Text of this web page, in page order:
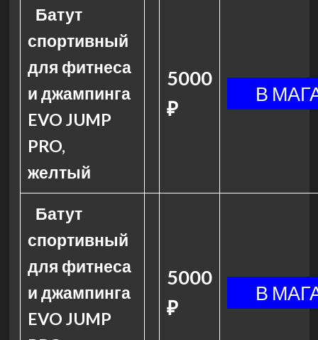
Батут
спортивный
для фитнеса
и джампинга
EVO JUMP
PRO,
желтый
5000
₽
Батут
спортивный
для фитнеса
и джампинга
EVO JUMP
5000
₽